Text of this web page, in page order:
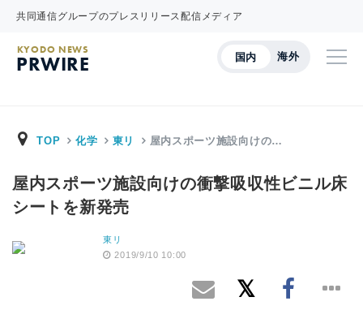
共同通信グループのプレスリリース配信メディア
国内 海外
KYODO NEWS
PRWIRE
TOP 化学 東リ 屋内スポーツ施設向けの…
屋内スポーツ施設向けの衝撃吸収性ビニル床
シートを新発売
東リ
2019/9/10 10:00